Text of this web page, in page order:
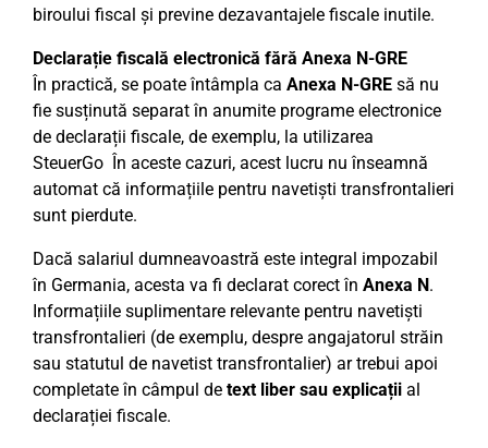
biroului fiscal și previne dezavantajele fiscale inutile.
Declarație fiscală electronică fără Anexa N-GRE
În practică, se poate întâmpla ca Anexa N-GRE să nu
fie susținută separat în anumite programe electronice
de declarații fiscale, de exemplu, la utilizarea
SteuerGo În aceste cazuri, acest lucru nu înseamnă
automat că informațiile pentru navetiști transfrontalieri
sunt pierdute.
Dacă salariul dumneavoastră este integral impozabil
în Germania, acesta va fi declarat corect în Anexa N.
Informațiile suplimentare relevante pentru navetiști
transfrontalieri (de exemplu, despre angajatorul străin
sau statutul de navetist transfrontalier) ar trebui apoi
completate în câmpul de text liber sau explicații al
declarației fiscale.